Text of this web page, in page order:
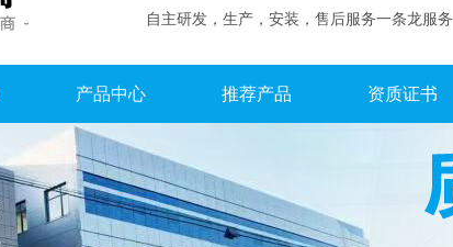
自主研发，生产，安装，售后服务一条龙服务
产品中心 推荐产品 资质证书